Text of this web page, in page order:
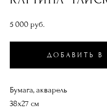
5 000 pуб.
ДОБАВИТЬ В
Бумага, акварель
38х27 см